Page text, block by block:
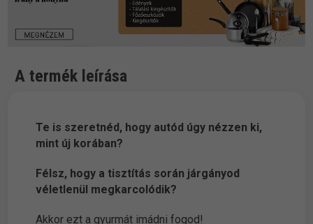
A termék leírása
Te is szeretnéd, hogy autód úgy nézzen ki,
mint új korában?
Félsz, hogy a tisztítás során járgányod
véletlenül megkarcolódik?
Akkor ezt a gyurmát imádni fogod!